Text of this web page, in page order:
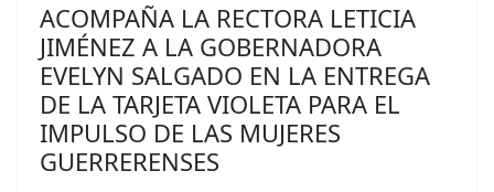
ACOMPAÑA LA RECTORA LETICIA
JIMÉNEZ A LA GOBERNADORA
EVELYN SALGADO EN LA ENTREGA
DE LA TARJETA VIOLETA PARA EL
IMPULSO DE LAS MUJERES
GUERRERENSES